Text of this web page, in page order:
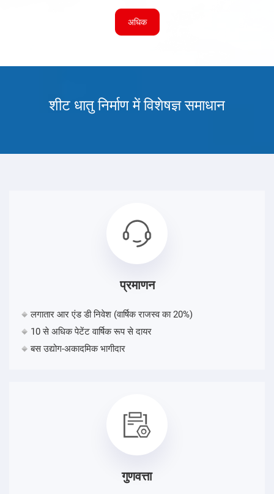
अधिक
शीट धातु निर्माण में विशेषज्ञ समाधान
प्रमाणन
लगातार आर एंड डी निवेश (वार्षिक राजस्व का 20%)
10 से अधिक पेटेंट वार्षिक रूप से दायर
बस उद्योग-अकादमिक भागीदार
गुणवत्ता